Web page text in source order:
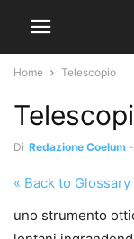
Home Telescopio
Di Redazione Coelum -
« Back to
uno strumento